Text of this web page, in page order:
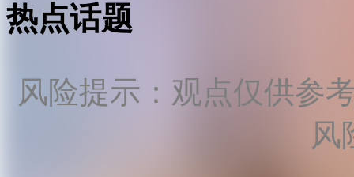
热点话题
风险提示：观点仅供参
风